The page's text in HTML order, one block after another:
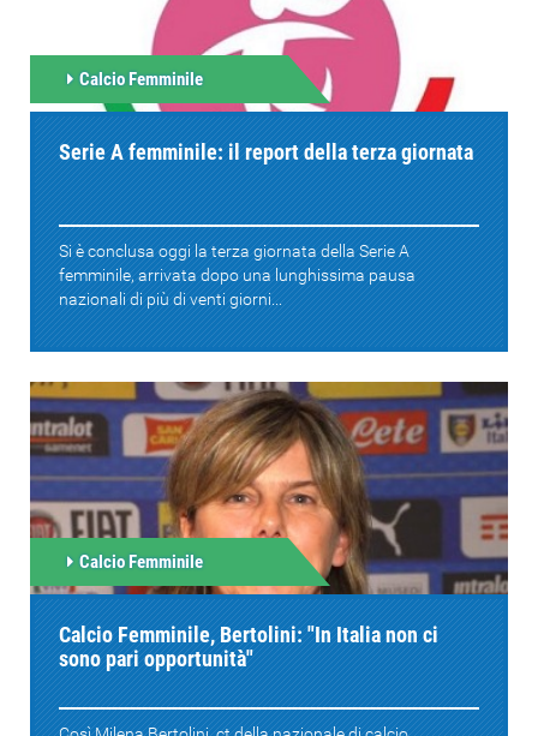
Calcio Femminile
Serie A femminile: il report della terza giornata
Si è conclusa oggi la terza giornata della Serie A
femminile, arrivata dopo una lunghissima pausa
nazionali di più di venti giorni...
Calcio Femminile
Calcio Femminile, Bertolini: "In Italia non ci
sono pari opportunità"